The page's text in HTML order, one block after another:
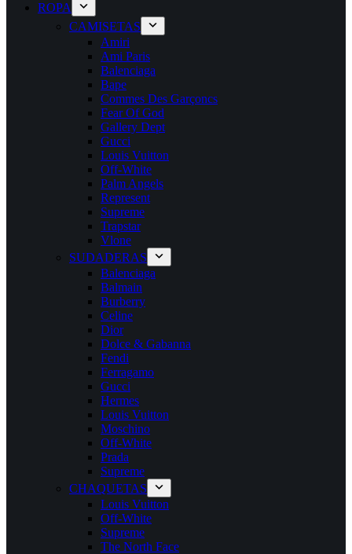
ROPA
CAMISETAS
Amiri
Ami Paris
Balenciaga
Bape
Commes Des Garçoncs
Fear Of God
Gallery Dept
Gucci
Louis Vuitton
Off-White
Palm Angels
Represent
Supreme
Trapstar
Vlone
SUDADERAS
Balenciaga
Balmain
Burberry
Celine
Dior
Dolce & Gabanna
Fendi
Ferragamo
Gucci
Hermes
Louis Vuitton
Moschino
Off-White
Prada
Supreme
CHAQUETAS
Louis Vuitton
Off-White
Supreme
The North Face